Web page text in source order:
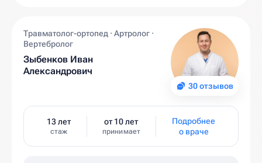
30 отзывов
Травматолог-ортопед · Артролог ·
Вертебролог
Зыбенков Иван
Александрович
13 лет
стаж
от 10 лет
принимает
Подробнее
о враче